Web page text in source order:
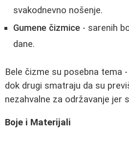
svakodnevno nošenje.
Gumene čizmice - sarenih
dane.
Bele čizme su posebna tema
dok drugi smatraju da su
nezahvalne za održavanje jer
Boje i Materijali